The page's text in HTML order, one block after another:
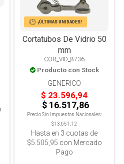
¡ÚLTIMAS UNIDADES!
Cortatubos De Vidrio 50
mm
COR_VID_8736
Producto con Stock
GENERICO
$ 23.596,94
$ 16.517,86
Precio Sin Impuestos Nacionales:
$13.651,12
Hasta en 3 cuotas de
$5.505,95 con Mercado
Pago